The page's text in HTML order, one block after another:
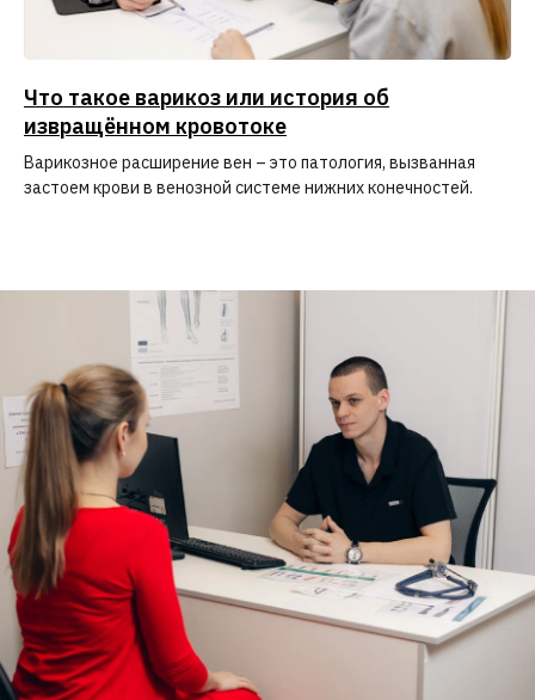
Что такое варикоз или история об
извращённом кровотоке
Варикозное расширение вен – это патология, вызванная
застоем крови в венозной системе нижних конечностей.
Рейтинг клиники на
ПроДокторов